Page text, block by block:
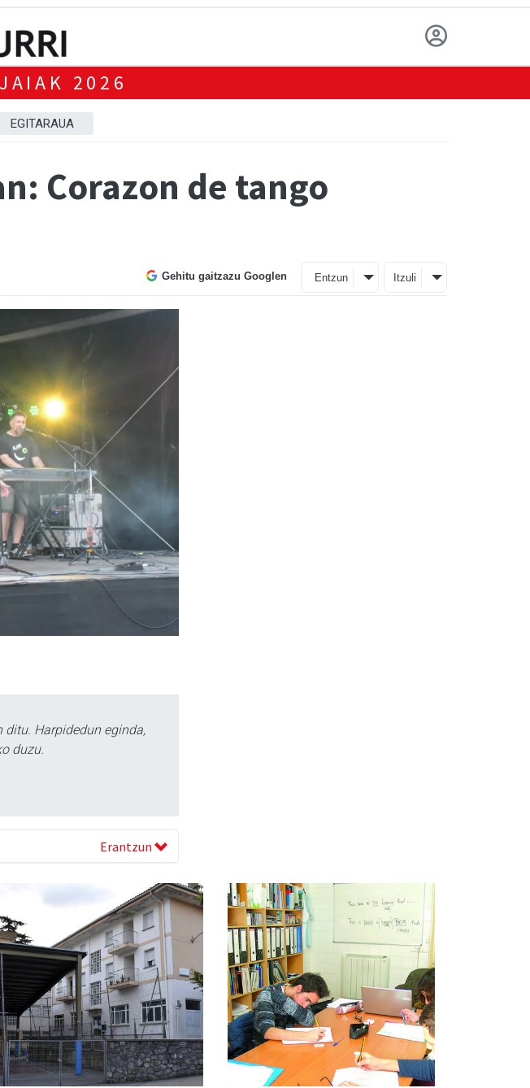
2026
EGITARAUA
Corazon de tango
Gehitu gaitzazu Googlen Entzun Itzuli
ditu. Harpidedun eginda,
duzu.
Erantzun